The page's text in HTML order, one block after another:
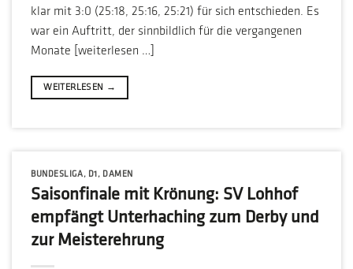
klar mit 3:0 (25:18, 25:16, 25:21) für sich entschieden. Es
war ein Auftritt, der sinnbildlich für die vergangenen
Monate [weiterlesen …]
WEITERLESEN →
BUNDESLIGA, D1 , DAMEN
Saisonfinale mit Krönung: SV Lohhof
empfängt Unterhaching zum Derby und
zur Meisterehrung